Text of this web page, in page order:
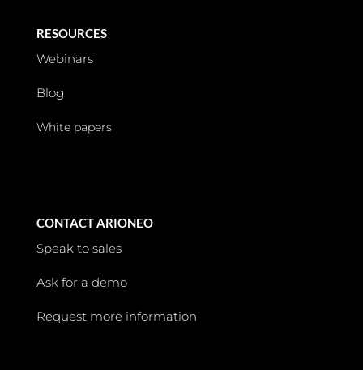
RESOURCES
Webinars
Blog
White papers
CONTACT ARIONEO
Speak to sales
Ask for a demo
Request more information